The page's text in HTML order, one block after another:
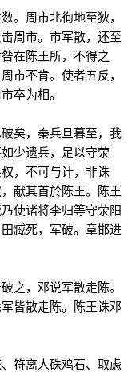
周市北徇地至狄，
周市。市军散，还至
在陈王所，不得之
市不肯。使者五反，
卒为相。
矣，秦兵旦暮至，我
少遗兵，足以守荥
，不可与计，非诛
献其首於陈王。陈王
使诸将李归等守荥阳
臧死，军破。章邯进
，邓说军散走陈。
皆散走陈。陈王诛邓
符离人硃鸡石、取虑